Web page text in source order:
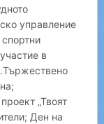
управление
в
„Твоят
Ден на